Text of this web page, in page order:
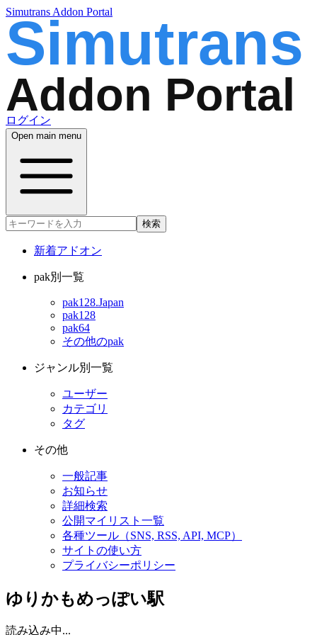
Simutrans Addon Portal
ログイン
Open main menu
検索
新着アドオン
pak別一覧
pak128.Japan
pak128
pak64
その他のpak
ジャンル別一覧
ユーザー
カテゴリ
タグ
その他
一般記事
お知らせ
詳細検索
公開マイリスト一覧
各種ツール（SNS, RSS, API, MCP）
サイトの使い方
プライバシーポリシー
ゆりかもめっぽい駅
読み込み中...